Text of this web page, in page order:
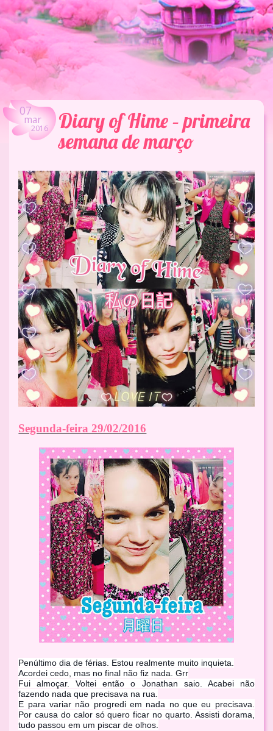
07mar
2016
Diary of Hime – primeira
semana de março
Segunda-feira 29/02/2016
Penúltimo dia de férias. Estou realmente muito inquieta.
Acordei cedo, mas no final não fiz nada. Grr
Fui almoçar. Voltei então o Jonathan saio. Acabei não
fazendo nada que precisava na rua.
E para variar não progredi em nada no que eu precisava.
Por causa do calor só quero ficar no quarto. Assisti dorama,
tudo passou em um piscar de olhos.